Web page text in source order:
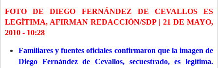
FOTO DE DIEGO FERNÁNDEZ DE CEVALLOS ES
LEGÍTIMA, AFIRMAN REDACCIÓN/SDP | 21 DE MAYO,
2010 - 10:28
Familiares y fuentes oficiales confirmaron que la imagen de
Diego Fernández de Cevallos, secuestrado, es legítima.